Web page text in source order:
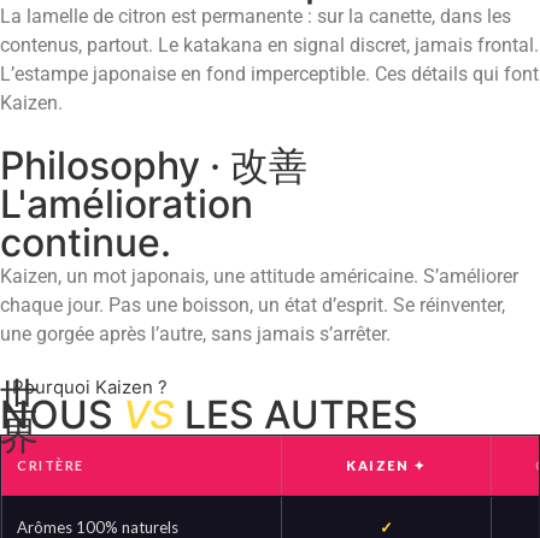
La lamelle de citron est permanente : sur la canette, dans les
contenus, partout. Le katakana en signal discret, jamais frontal.
L’estampe japonaise en fond imperceptible. Ces détails qui font
Kaizen.
Philosophy · 改善
L'amélioration
continue.
Kaizen, un mot japonais, une attitude américaine. S’améliorer
chaque jour. Pas une boisson, un état d’esprit. Se réinventer,
une gorgée après l’autre, sans jamais s’arrêter.
世
界
Pourquoi Kaizen ?
NOUS VS LES AUTRES
CRITÈRE KAIZEN ✦
Arômes 100% naturels ✓